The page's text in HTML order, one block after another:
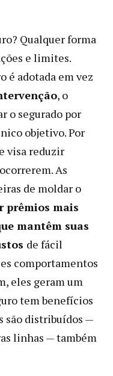
Qualquer forma
e limites.
é adotada em vez
, o
o segurado por
objetivo. Por
visa reduzir
As
de moldar o
prêmios mais
mantêm suas
de fácil
comportamentos
eles geram um
tem benefícios
são distribuídos —
linhas — também